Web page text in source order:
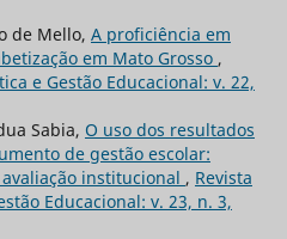
de Mello, A proficiência em
em Mato Grosso ,
e Gestão Educacional: v. 22,
Sabia, O uso dos resultados
de gestão escolar:
institucional , Revista
Educacional: v. 23, n. 3,